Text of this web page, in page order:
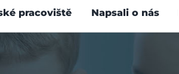
pracoviště Napsali o nás